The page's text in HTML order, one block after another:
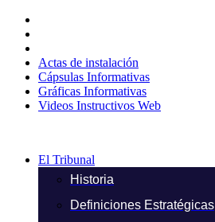
contenido
Actas de instalación
Cápsulas Informativas
Gráficas Informativas
Videos Instructivos Web
El Tribunal
Historia
Definiciones Estratégicas